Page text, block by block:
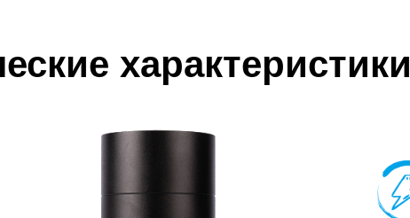
характеристики